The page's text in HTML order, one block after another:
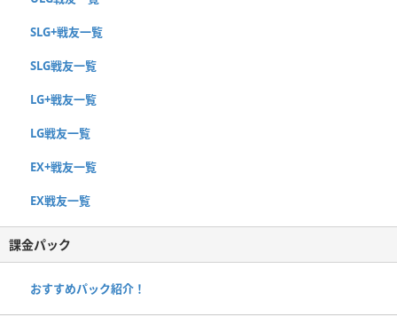
SLG+戦友一覧
SLG戦友一覧
LG+戦友一覧
LG戦友一覧
EX+戦友一覧
EX戦友一覧
課金パック
おすすめパック紹介！